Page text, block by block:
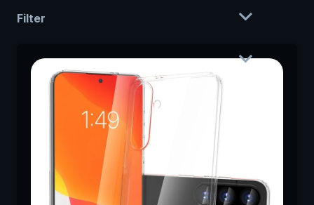
Filter